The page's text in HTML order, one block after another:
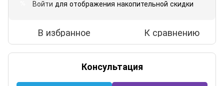
Войти для отображения накопительной скидки
В избранное К сравнению
Консультация